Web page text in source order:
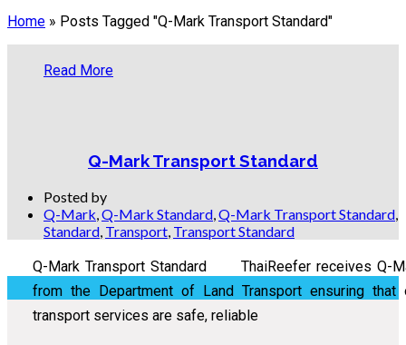
Home » Posts Tagged "Q-Mark Transport Standard"
Read More
Q-Mark Transport Standard
Posted by
Q-Mark,Q-Mark Standard,Q-Mark Transport Standard,
Standard, Transport, Transport Standard
Q-Mark Transport Standard ThaiReefer receives Q-
from the Department of Land Transport ensuring that
transport services are safe, reliable